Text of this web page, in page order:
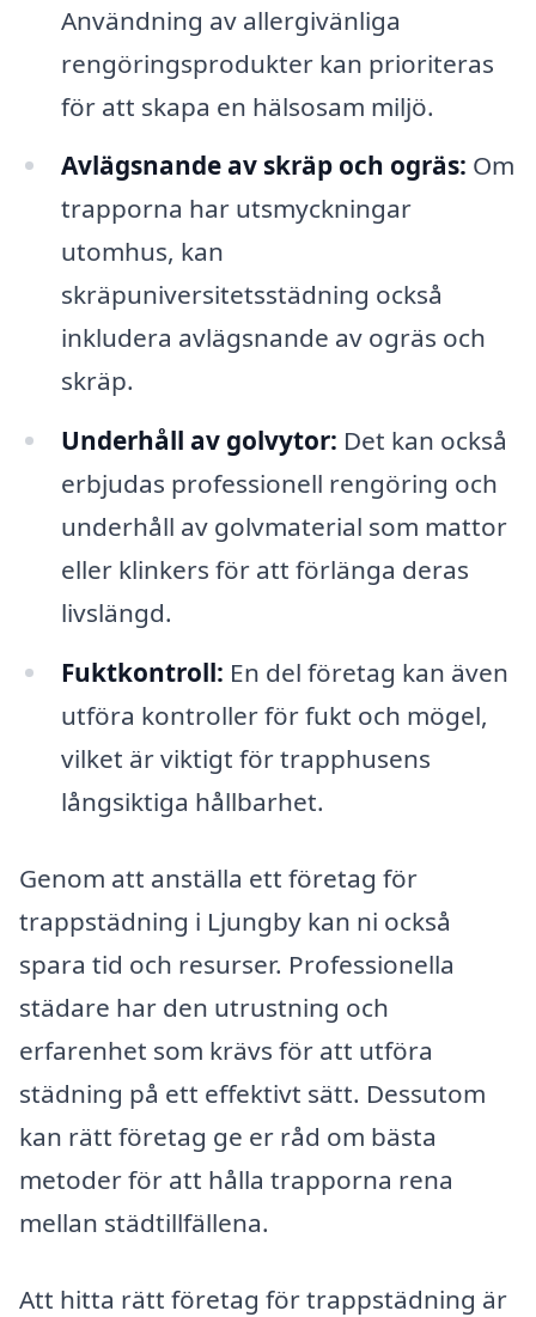
Användning av allergivänliga
rengöringsprodukter kan prioriteras
för att skapa en hälsosam miljö.
Avlägsnande av skräp och ogräs: Om
trapporna har utsmyckningar
utomhus, kan
skräpuniversitetsstädning också
inkludera avlägsnande av ogräs och
skräp.
Underhåll av golvytor: Det kan också
erbjudas professionell rengöring och
underhåll av golvmaterial som mattor
eller klinkers för att förlänga deras
livslängd.
Fuktkontroll: En del företag kan även
utföra kontroller för fukt och mögel,
vilket är viktigt för trapphusens
långsiktiga hållbarhet.
Genom att anställa ett företag för
trappstädning i Ljungby kan ni också
spara tid och resurser. Professionella
städare har den utrustning och
erfarenhet som krävs för att utföra
städning på ett effektivt sätt. Dessutom
kan rätt företag ge er råd om bästa
metoder för att hålla trapporna rena
mellan städtillfällena.
Att hitta rätt företag för trappstädning är